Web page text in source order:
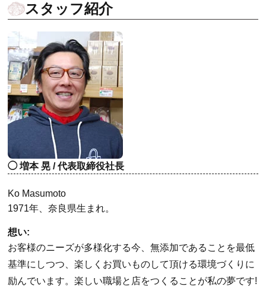
スタッフ紹介
増本 晃 / 代表取締役社長
Ko Masumoto
1971年、奈良県生まれ。
想い:
お客様のニーズが多様化する今、無添加であることを最低
基準にしつつ、楽しくお買いものして頂ける環境づくりに
励んでいます。楽しい職場と店をつくることが私の夢です!